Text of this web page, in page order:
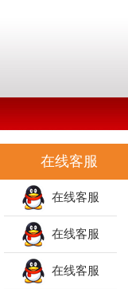
在线客服
在线客服
在线客服
在线客服